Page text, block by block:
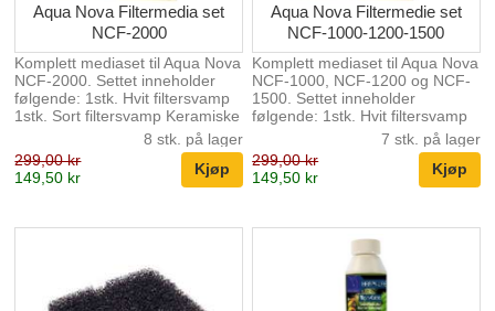
Aqua Nova Filtermedia set
NCF-2000
Komplett mediaset til Aqua Nova
NCF-2000. Settet inneholder
følgende: 1stk. Hvit filtersvamp
1stk. Sort filtersvamp Keramiske
ringer i nett, 1000g Aktivt kull i
nett, 1000g
8 stk. på lager
299,00 kr
149,50 kr
Aqua Nova Filtermedie set
NCF-1000-1200-1500
Komplett mediaset til Aqua Nova
NCF-1000, NCF-1200 og NCF-
1500. Settet inneholder
følgende: 1stk. Hvit filtersvamp
1stk. Sort filtersvamp Keramiske
ringer i nett, 700g Aktivt kull i
nett, 700g
7 stk. på lager
299,00 kr
149,50 kr